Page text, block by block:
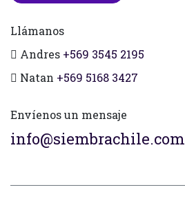
Llámanos
Andres +569 3545 2195
Natan +569 5168 3427
Envíenos un mensaje
info@siembrachile.com